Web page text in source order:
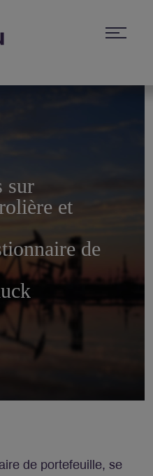
sur
et
de
de portefeuille, se